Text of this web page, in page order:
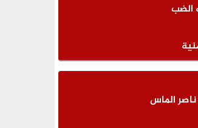
الضب
الماس